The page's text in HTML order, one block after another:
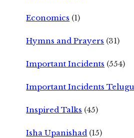
Economics (1)
Hymns and Prayers (31)
Important Incidents (554)
Important Incidents Telugu
Inspired Talks (45)
Isha Upanishad (15)